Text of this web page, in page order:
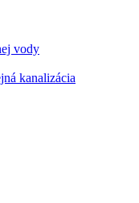
vody
kanalizácia